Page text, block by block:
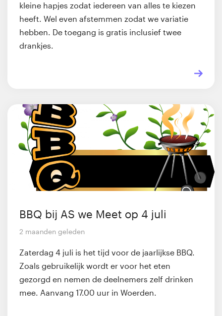
kleine hapjes zodat iedereen van alles te kiezen
heeft. Wel even afstemmen zodat we variatie
hebben. De toegang is gratis inclusief twee
drankjes.
BBQ bij AS we Meet op 4 juli
2 maanden geleden
Zaterdag 4 juli is het tijd voor de jaarlijkse BBQ.
Zoals gebruikelijk wordt er voor het eten
gezorgd en nemen de deelnemers zelf drinken
mee. Aanvang 17.00 uur in Woerden.